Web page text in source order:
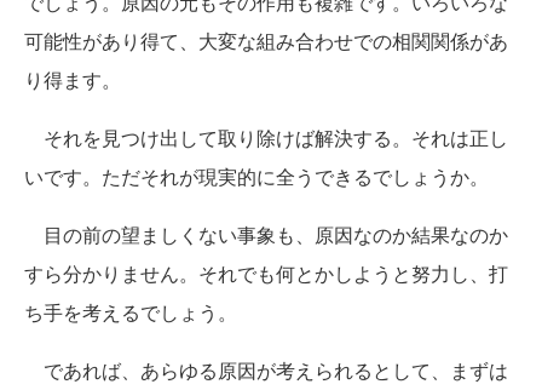
可能性があり得て、大変な組み合わせでの相関関係があ
り得ます。
それを見つけ出して取り除けば解決する。それは正し
いです。ただそれが現実的に全うできるでしょうか。
目の前の望ましくない事象も、原因なのか結果なのか
すら分かりません。それでも何とかしようと努力し、打
ち手を考えるでしょう。
であれば、あらゆる原因が考えられるとして、まずは